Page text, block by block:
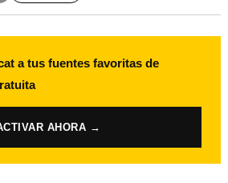
a tus fuentes favoritas de
AHORA →